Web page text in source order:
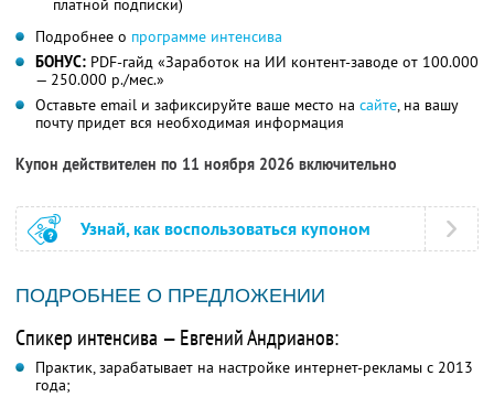
платной подписки)
Подробнее о программе интенсива
БОНУС: PDF-гайд «Заработок на ИИ контент-заводе от 100.000
— 250.000 р./мес.»
Оставьте email и зафиксируйте ваше место на сайте, на вашу
почту придет вся необходимая информация
Купон действителен по 11 ноября 2026 включительно
Узнай, как воспользоваться купоном
ПОДРОБНЕЕ О ПРЕДЛОЖЕНИИ
Спикер интенсива — Евгений Андрианов:
Практик, зарабатывает на настройке интернет-рекламы с 2013
года;